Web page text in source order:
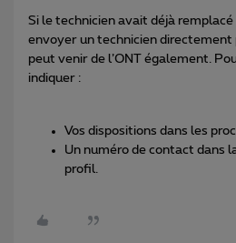
Si le technicien avait déjà remplacé
envoyer un technicien directement
peut venir de l’ONT également.
indiquer :
Vos dispositions dans les
Un numéro de contact dans
profil.